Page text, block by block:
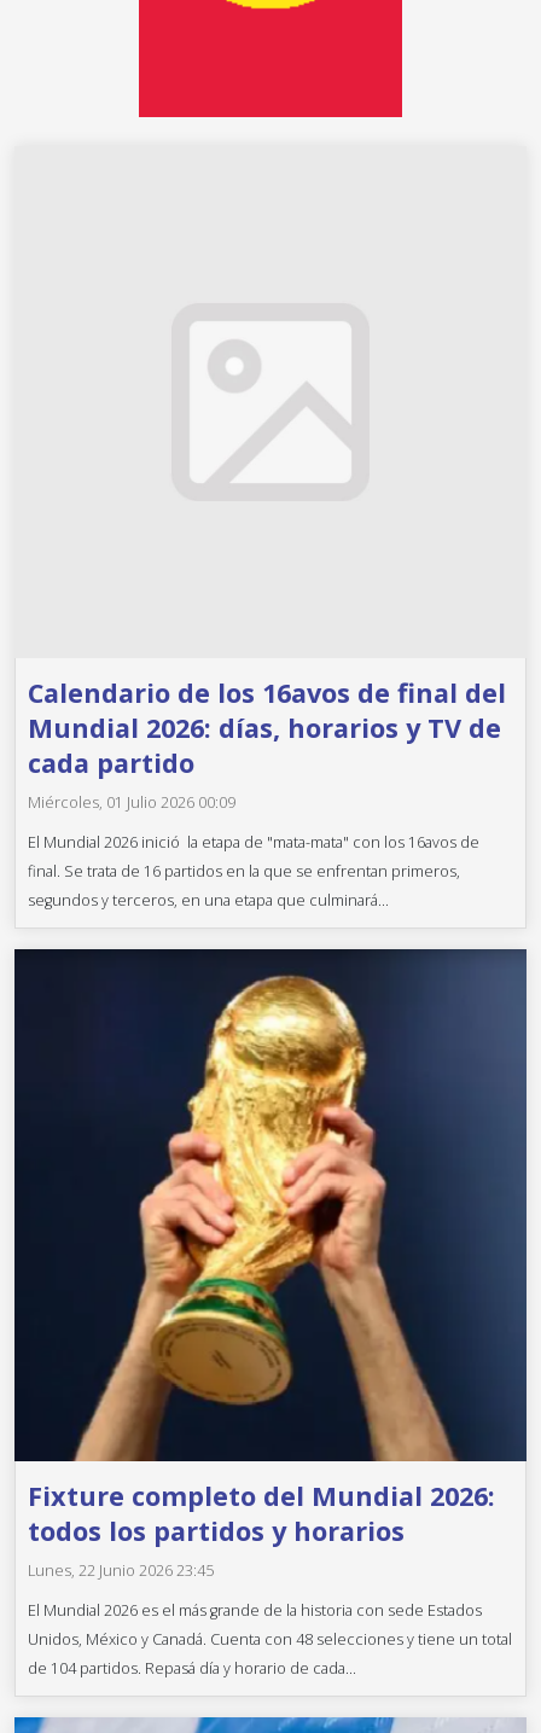
Calendario de los 16avos de final del
Mundial 2026: días, horarios y TV de
cada partido
Miércoles, 01 Julio 2026 00:09
El Mundial 2026 inició la etapa de "mata-mata" con los 16avos de
final. Se trata de 16 partidos en la que se enfrentan primeros,
segundos y terceros, en una etapa que culminará...
Fixture completo del Mundial 2026:
todos los partidos y horarios
Lunes, 22 Junio 2026 23:45
El Mundial 2026 es el más grande de la historia con sede Estados
Unidos, México y Canadá. Cuenta con 48 selecciones y tiene un total
de 104 partidos. Repasá día y horario de cada...